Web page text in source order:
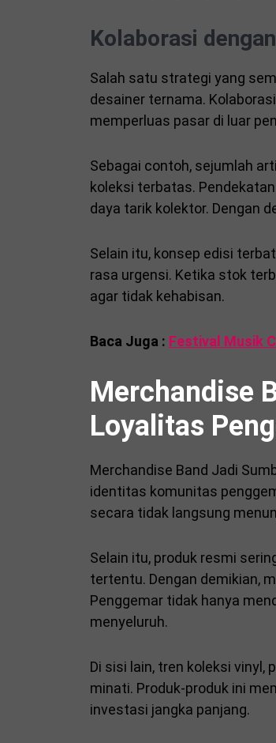
Kolaborasi
Salah satu strategi yang
desainer ternama.
memperluas pasar di luar
Sebagai contoh, sejumlah
koleksi terbatas.
daya tarik kolektor. Dengan
Selain itu, konsep edisi
rasa urgensi. Ketika stok
agar tidak kehabisan.
Baca Juga : Festival Musik
Merchandise
Loyalitas
Merchandise Band Jadi
identitas komunitas
secara tidak langsung
Selain itu, produk resmi
tertentu. Dengan demikian,
Penggemar tidak hanya
menyeluruh.
Di sisi lain, tren koleksi
minati. Produk-produk ini
investasi jangka panjang.